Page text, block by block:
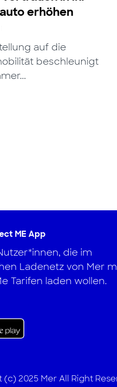
erhöhen
auf die
beschleunigt
ME App
die im
Ladenetz von Mer
Tarifen laden wollen.
2025 Mer All Right